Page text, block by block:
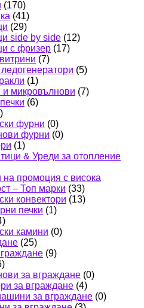
(170)
(41)
(29)
side by side (12)
с фризер (17)
(7)
(5)
(1)
и микровълнови (7)
(6)
фурни (0)
фурни (0)
(1)
& Уреди за отопление
на промоция с висока
– Топ марки (33)
конвектори (13)
печки (1)
камини (0)
(25)
(9)
за вграждане (0)
за вграждане (4)
за вграждане (0)